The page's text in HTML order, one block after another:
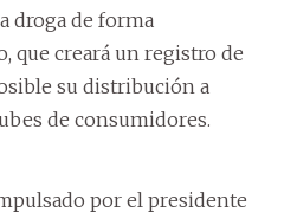
droga de forma
que creará un registro de
su distribución a
de consumidores.
por el presidente